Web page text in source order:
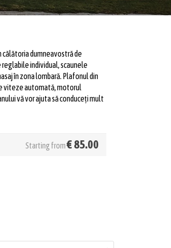
călătoria dumneavostră de
individual, scaunele
în zona lombară. Plafonul din
viteze automată, motorul
vă vor ajuta să conduceți mult
Starting from€85.00